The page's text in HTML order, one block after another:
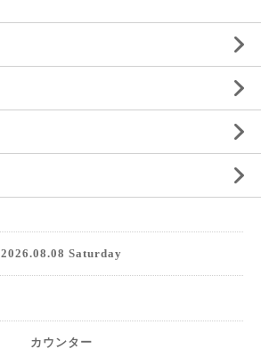
2026.08.08 Saturday
カウンター